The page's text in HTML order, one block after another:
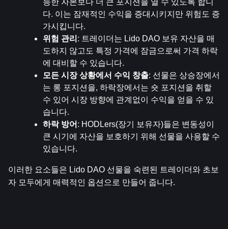
능한 자본보다 더 큰 포지션을 열 수 있도록 합니
다. 이는 잠재적인 수익을 증대시키지만 위험도 증
가시킵니다.
위험 관리 : 트레이더는 Lido DAO 보유 자산을 매
도하지 않고도 특정 가격에 잠금으로써 가격 하락
에 대비할 수 있습니다.
모든 시장 상황에서 수익 창출: 선물은 상승장에서
는 롱 포지션을, 하락장에서는 숏 포지션을 취할
수 있어 시장 방향에 관계없이 수익을 얻을 수 있
습니다.
하락 방어 : HODLers(장기 보유자)들은 변동성이
큰 시기에 자산을 보호하기 위해 선물을 사용할 수
있습니다.
이러한 요소들은 Lido DAO 선물을 숙련된 트레이더와 초보
자 모두에게 매력적인 옵션으로 만들어 줍니다.